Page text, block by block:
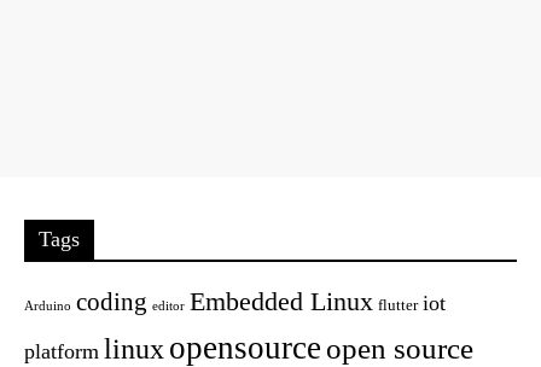
Tags
Arduino coding editor Embedded Linux flutter iot
platform linux opensource open source